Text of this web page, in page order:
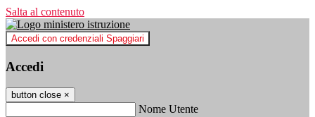
Salta al contenuto
Accedi con credenziali Spaggiari
Accedi
button close ×
Nome Utente